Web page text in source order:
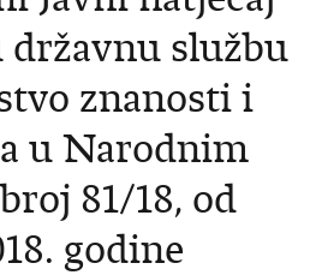
državnu službu
znanosti i
u Narodnim
81/18, od
godine